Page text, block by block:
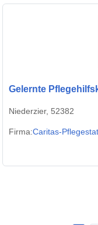
Gelernte
Niederzier, 52382
Firma:Caritas-